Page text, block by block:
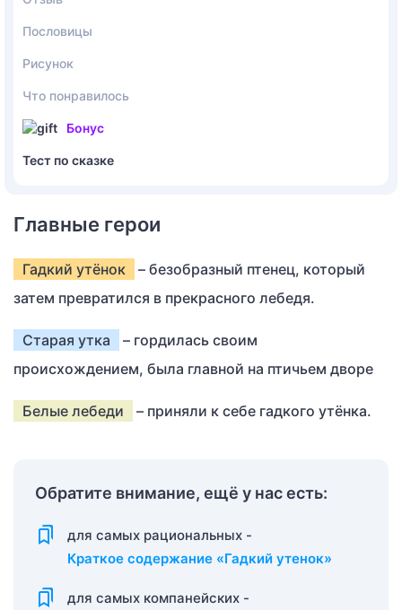
Пословицы
Рисунок
Что понравилось
Бонус
Тест по сказке
Главные герои
Гадкий утёнок
– безобразный птенец, который
затем превратился в прекрасного лебедя.
Старая утка
– гордилась своим
происхождением, была главной на птичьем дворе
Белые лебеди – приняли к себе гадкого утёнка.
Обратите внимание, ещё у нас есть:
для самых рациональных -
Краткое содержание «Гадкий утенок»
для самых компанейских -